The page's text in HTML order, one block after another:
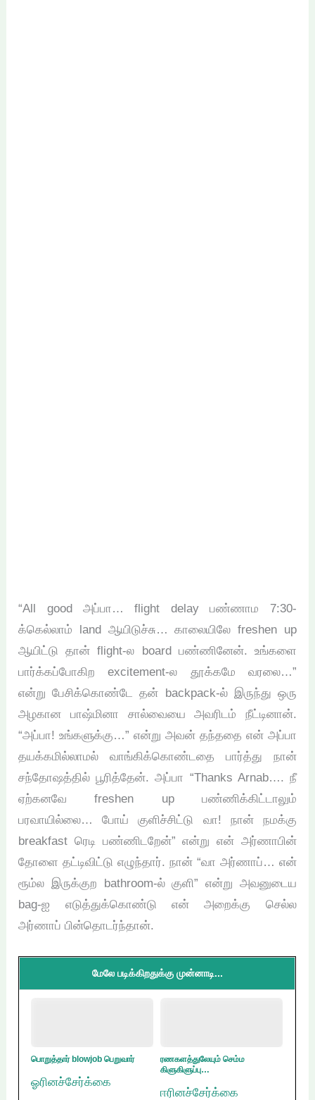
“All good அப்பா… flight delay பண்ணாம 7:30-
க்கெல்லாம் land ஆயிடுச்சு… காலையிலே freshen up
ஆயிட்டு தான் flight-ல board பண்ணினேன். உங்களை
பார்க்கப்போகிற excitement-ல தூக்கமே வரலை…”
என்று பேசிக்கொண்டே தன் backpack-ல் இருந்து ஒரு
அழகான பாஷ்மினா சால்வையை அவரிடம் நீட்டினான்.
“அப்பா! உங்களுக்கு…” என்று அவன் தந்ததை என் அப்பா
தயக்கமில்லாமல் வாங்கிக்கொண்டதை பார்த்து நான்
சந்தோஷத்தில் பூரித்தேன். அப்பா “Thanks Arnab…. நீ
ஏற்கனவே freshen up பண்ணிக்கிட்டாலும்
பரவாயில்லை… போய் குளிச்சிட்டு வா! நான் நமக்கு
breakfast ரெடி பண்ணிடறேன்” என்று என் அர்ணாபின்
தோளை தட்டிவிட்டு எழுந்தார். நான் “வா அர்ணாப்… என்
ரூம்ல இருக்குற bathroom-ல் குளி” என்று அவனுடைய
bag-ஐ எடுத்துக்கொண்டு என் அறைக்கு செல்ல
அர்ணாப் பின்தொடர்ந்தான்.
மேலே படிக்கிறதுக்கு முன்னாடி...
பொறுத்தார் blowjob பெறுவார்
ஓரினச்சேர்க்கை
ரணகளத்துலேயும் செம்ம
கிளுகிளுப்பு…
ஈரினச்சேர்க்கை